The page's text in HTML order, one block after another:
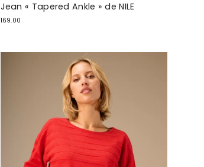
Jean « Tapered Ankle » de NILE
169.00